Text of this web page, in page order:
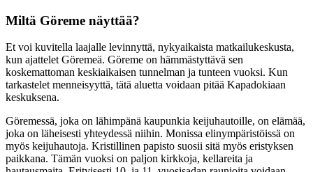
Miltä Göreme näyttää?
Et voi kuvitella laajalle levinnyttä, nykyaikaista matkailukeskusta,
kun ajattelet Göremeä. Göreme on hämmästyttävä sen
koskemattoman keskiaikaisen tunnelman ja tunteen vuoksi. Kun
tarkastelet menneisyyttä, tätä aluetta voidaan pitää Kapadokiaan
keskuksena.
Göremessä, joka on lähimpänä kaupunkia keijuhautoille, on elämää,
joka on läheisesti yhteydessä niihin. Monissa elinympäristöissä on
myös keijuhautoja. Kristillinen papisto suosii sitä myös eristyksen
paikkana. Tämän vuoksi on paljon kirkkoja, kellareita ja